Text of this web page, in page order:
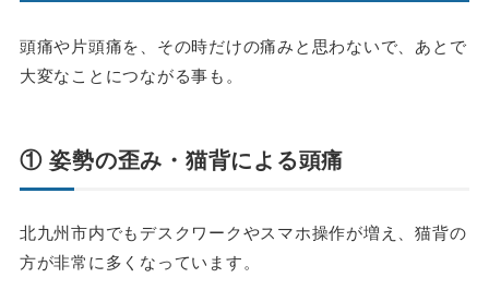
頭痛や片頭痛を、その時だけの痛みと思わないで、あとで
大変なことにつながる事も。
① 姿勢の歪み・猫背による頭痛
北九州市内でもデスクワークやスマホ操作が増え、猫背の
方が非常に多くなっています。